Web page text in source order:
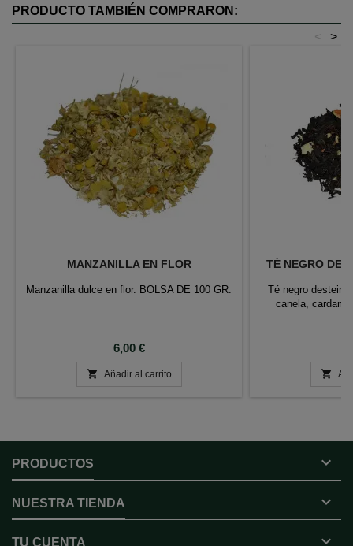
PRODUCTO TAMBIÉN COMPRARON:
>
<
MANZANILLA EN FLOR
Manzanilla dulce en flor. BOLSA DE 100 GR.
Precio
6,00 €
 Añadir al carrito
TÉ NEGRO
Té negro
canela,

PRODUCTOS 
NUESTRA TIENDA 
TU CUENTA 